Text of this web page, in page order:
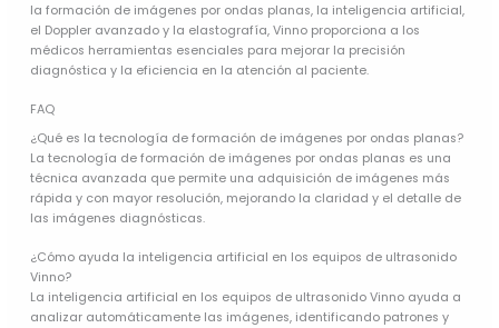
la formación de imágenes por ondas planas, la inteligencia artificial,
el Doppler avanzado y la elastografía, Vinno proporciona a los
médicos herramientas esenciales para mejorar la precisión
diagnóstica y la eficiencia en la atención al paciente.
FAQ
¿Qué es la tecnología de formación de imágenes por ondas planas?
La tecnología de formación de imágenes por ondas planas es una
técnica avanzada que permite una adquisición de imágenes más
rápida y con mayor resolución, mejorando la claridad y el detalle de
las imágenes diagnósticas.
¿Cómo ayuda la inteligencia artificial en los equipos de ultrasonido
Vinno?
La inteligencia artificial en los equipos de ultrasonido Vinno ayuda a
analizar automáticamente las imágenes, identificando patrones y